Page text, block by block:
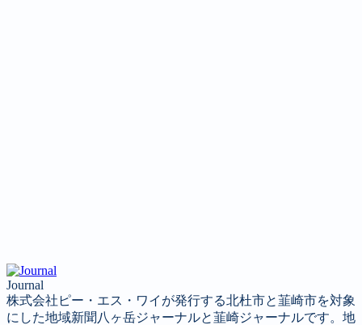
Journal
株式会社ピー・エス・ワイが発行する北杜市と韮崎市を対象
にした地域新聞八ヶ岳ジャーナルと韮崎ジャーナルです。地